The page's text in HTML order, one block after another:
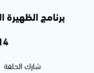
برنامج
شارك الحلقة